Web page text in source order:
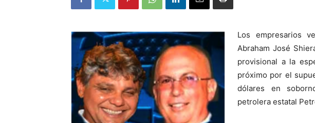
Los empresarios
Abraham José
provisional a la
próximo por el
dólares en
petrolera estatal